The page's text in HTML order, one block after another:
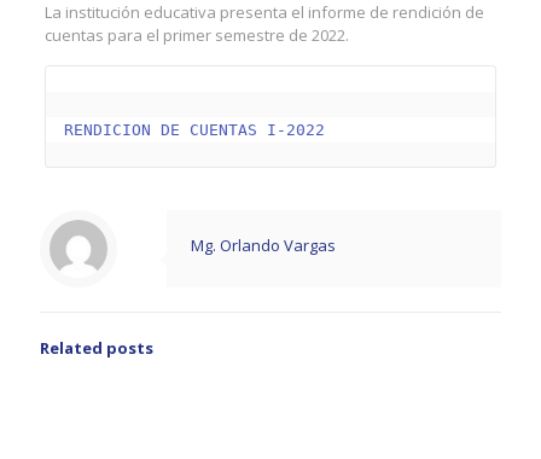
La institución educativa presenta el informe de rendición de
cuentas para el primer semestre de 2022.
RENDICION DE CUENTAS I-2022
Mg. Orlando Vargas
Related posts